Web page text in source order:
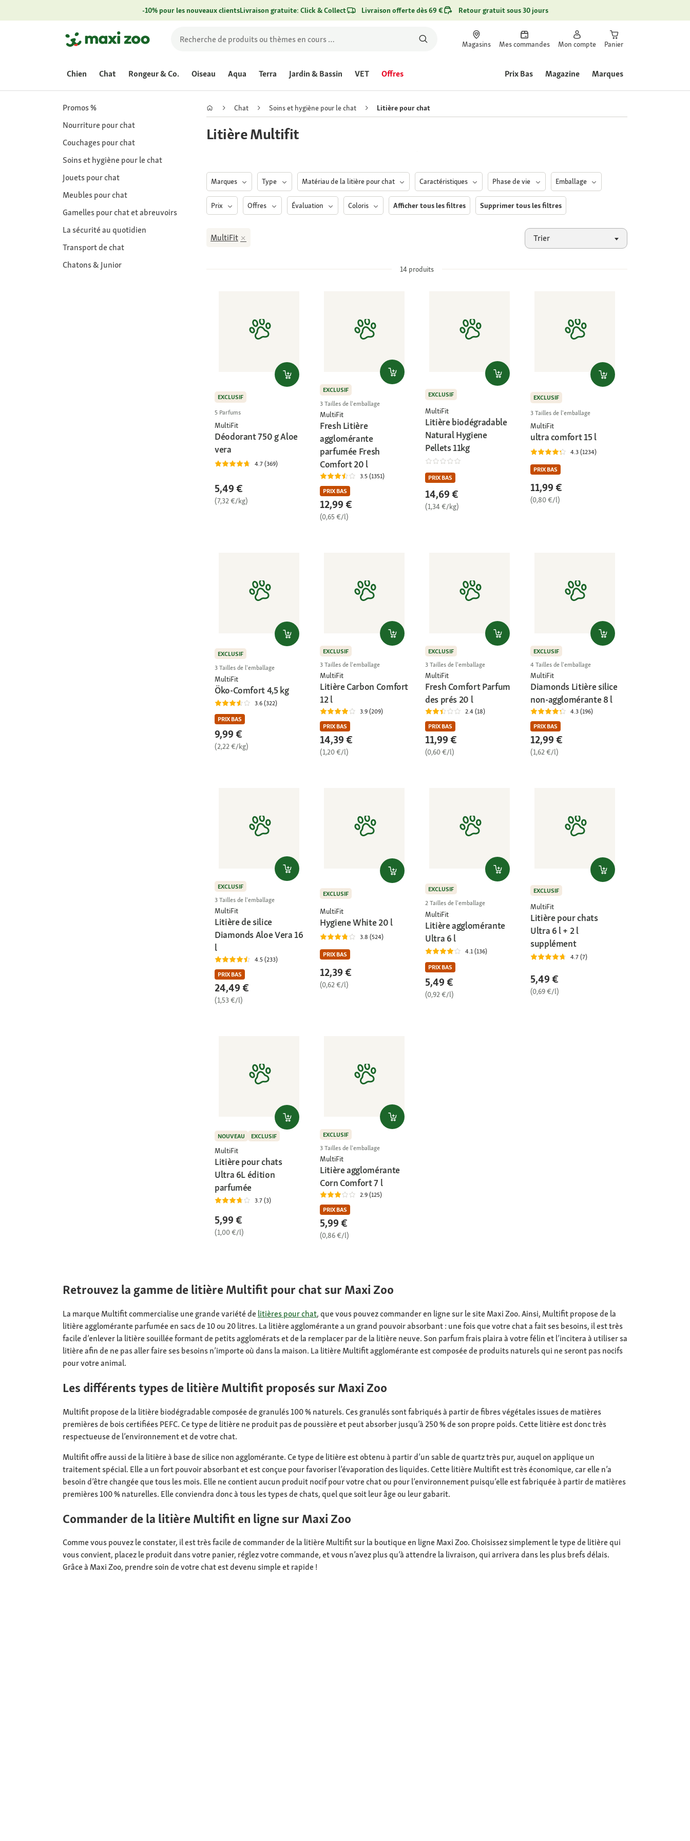
-10% pour les nouveaux clientsLivraison gratuite: Click & Collect Livraison offerte dès 69 € Retour gratuit sous 30 jours
Magasins Mes commandes Mon compte Panier
Chien Chat Rongeur & Co. Oiseau Aqua Terra Jardin & Bassin VET Offres Prix Bas Magazine Marques
Promos %
Nourriture pour chat
Couchages pour chat
Soins et hygiène pour le chat
Jouets pour chat
Meubles pour chat
Gamelles pour chat et abreuvoirs
La sécurité au quotidien
Transport de chat
Chatons & Junior
Chat Soins et hygiène pour le chat Litière pour chat
Litière Multifit
Marques Type Matériau de la litière pour chat Caractéristiques Phase de vie Emballage
Prix Offres Évaluation Coloris Afficher tous les filtres Supprimer tous les filtres
Trier
MultiFit
14 produits
EXCLUSIF
5 Parfums
MultiFit
Déodorant 750 g Aloe
vera
4.7 (369)
5,49 €
(7,32 €/kg)
EXCLUSIF
3 Tailles de l'emballage
MultiFit
Fresh Litière
agglomérante
parfumée Fresh
Comfort 20 l
3.5 (1351)
PRIX BAS
12,99 €
(0,65 €/l)
EXCLUSIF
MultiFit
Litière biodégradable
Natural Hygiene
Pellets 11kg
PRIX BAS
14,69 €
(1,34 €/kg)
EXCLUSIF
3 Tailles de l'emballage
MultiFit
ultra comfort 15 l
4.3 (1234)
PRIX BAS
11,99 €
(0,80 €/l)
EXCLUSIF
3 Tailles de l'emballage
MultiFit
Öko-Comfort 4,5 kg
3.6 (322)
PRIX BAS
9,99 €
(2,22 €/kg)
EXCLUSIF
3 Tailles de l'emballage
MultiFit
Litière Carbon Comfort
12 l
3.9 (209)
PRIX BAS
14,39 €
(1,20 €/l)
EXCLUSIF
3 Tailles de l'emballage
MultiFit
Fresh Comfort Parfum
des prés 20 l
2.4 (18)
PRIX BAS
11,99 €
(0,60 €/l)
EXCLUSIF
4 Tailles de l'emballage
MultiFit
Diamonds Litière silice
non-agglomérante 8 l
4.3 (196)
PRIX BAS
12,99 €
(1,62 €/l)
EXCLUSIF
3 Tailles de l'emballage
MultiFit
Litière de silice
Diamonds Aloe Vera 16
l
4.5 (233)
PRIX BAS
24,49 €
(1,53 €/l)
EXCLUSIF
MultiFit
Hygiene White 20 l
3.8 (524)
PRIX BAS
12,39 €
(0,62 €/l)
EXCLUSIF
2 Tailles de l'emballage
MultiFit
Litière agglomérante
Ultra 6 l
4.1 (136)
PRIX BAS
5,49 €
(0,92 €/l)
EXCLUSIF
MultiFit
Litière pour chats
Ultra 6 l + 2 l
supplément
4.7 (7)
5,49 €
(0,69 €/l)
NOUVEAU EXCLUSIF
MultiFit
Litière pour chats
Ultra 6L édition
parfumée
3.7 (3)
5,99 €
(1,00 €/l)
EXCLUSIF
3 Tailles de l'emballage
MultiFit
Litière agglomérante
Corn Comfort 7 l
2.9 (125)
PRIX BAS
5,99 €
(0,86 €/l)
Retrouvez la gamme de litière Multifit pour chat sur Maxi Zoo
La marque Multifit commercialise une grande variété de litières pour chat, que vous pouvez commander en ligne sur le site Maxi Zoo. Ainsi, Multifit propose de la
litière agglomérante parfumée en sacs de 10 ou 20 litres. La litière agglomérante a un grand pouvoir absorbant : une fois que votre chat a fait ses besoins, il est très
facile d’enlever la litière souillée formant de petits agglomérats et de la remplacer par de la litière neuve. Son parfum frais plaira à votre félin et l’incitera à utiliser sa
litière afin de ne pas aller faire ses besoins n’importe où dans la maison. La litière Multifit agglomérante est composée de produits naturels qui ne seront pas nocifs
pour votre animal.
Les différents types de litière Multifit proposés sur Maxi Zoo
Multifit propose de la litière biodégradable composée de granulés 100 % naturels. Ces granulés sont fabriqués à partir de fibres végétales issues de matières
premières de bois certifiées PEFC. Ce type de litière ne produit pas de poussière et peut absorber jusqu’à 250 % de son propre poids. Cette litière est donc très
respectueuse de l’environnement et de votre chat.
Multifit offre aussi de la litière à base de silice non agglomérante. Ce type de litière est obtenu à partir d’un sable de quartz très pur, auquel on applique un
traitement spécial. Elle a un fort pouvoir absorbant et est conçue pour favoriser l’évaporation des liquides. Cette litière Multifit est très économique, car elle n’a
besoin d’être changée que tous les mois. Elle ne contient aucun produit nocif pour votre chat ou pour l’environnement puisqu’elle est fabriquée à partir de matières
premières 100 % naturelles. Elle conviendra donc à tous les types de chats, quel que soit leur âge ou leur gabarit.
Commander de la litière Multifit en ligne sur Maxi Zoo
Comme vous pouvez le constater, il est très facile de commander de la litière Multifit sur la boutique en ligne Maxi Zoo. Choisissez simplement le type de litière qui
vous convient, placez le produit dans votre panier, réglez votre commande, et vous n’avez plus qu’à attendre la livraison, qui arrivera dans les plus brefs délais.
Grâce à Maxi Zoo, prendre soin de votre chat est devenu simple et rapide !